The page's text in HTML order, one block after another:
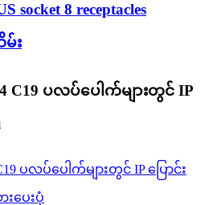
socket 8 receptacles
း
C19 ပလပ်ပေါက်များတွင် IP